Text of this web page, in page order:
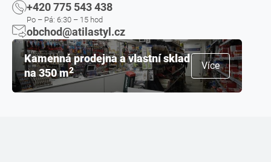
+420 775 543 438
Po – Pá: 6:30 – 15 hod
obchod@atilastyl.cz
Kamenná prodejna a vlastní sklad
na 350 m2 Více